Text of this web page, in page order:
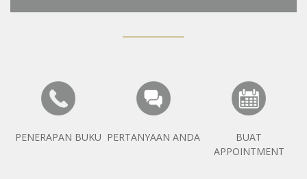
PENERAPAN BUKU PERTANYAAN ANDA
BUAT
APPOINTMENT